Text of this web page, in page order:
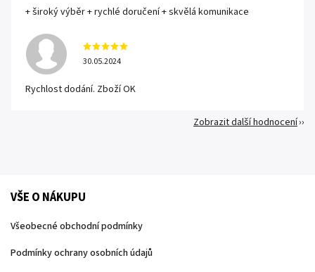
+ široký výběr + rychlé doručení + skvělá komunikace
30.05.2024
Rychlost dodání. Zboží OK
Zobrazit další hodnocení
VŠE O NÁKUPU
Všeobecné obchodní podmínky
Podmínky ochrany osobních údajů